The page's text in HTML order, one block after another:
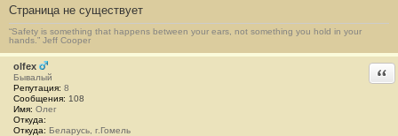
9
Страница не существует
“Safety is something that happens between your ears, not something you hold in your
hands.” Jeff Cooper
olfex
Бывалый
Репутация: 8
Сообщения: 108
Имя: Олег
Откуда:
Откуда: Беларусь, г.Гомель